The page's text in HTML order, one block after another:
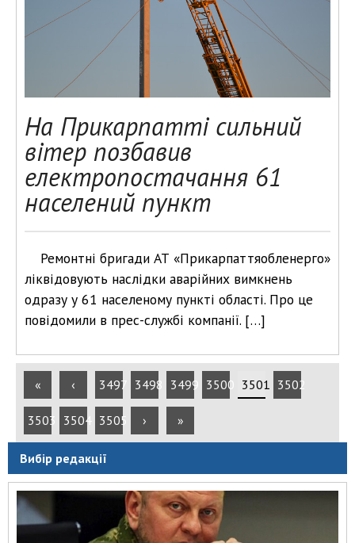
На Прикарпатті сильний
вітер позбавив
електропостачання 61
населений пункт
Ремонтні бригади АТ «Прикарпаттяобленерго»
ліквідовують наслідки аварійних вимкнень
одразу у 61 населеному пункті області. Про це
повідомили в прес-службі компанії. […]
« ‹ 3497 3498 3499 3500 3501 3502
3503 3504 3505 › »
Вибір редакції